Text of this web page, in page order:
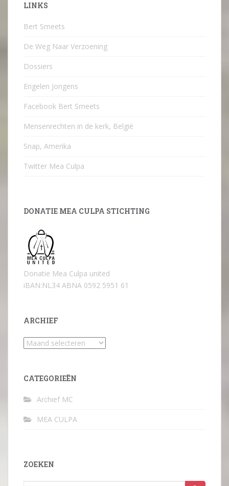
LINKS
Bert Smeets
De Weg Naar Verzoening
Dossiers
Engelen Jongens
Facebook Bert Smeets
Mensenrechten in de kerk, België
Snap, Amerika
Twitter Mea Culpa
DONATIE MEA CULPA STICHTING
Donatie Mea Culpa united
iBAN:NL34 ABNA 0592 5951 61
ARCHIEF
Archief
CATEGORIEËN
Archief MC
MEA CULPA
ZOEKEN